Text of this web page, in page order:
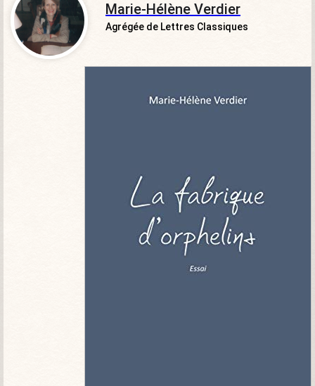
Marie-Hélène Verdier
Agrégée de Lettres Classiques